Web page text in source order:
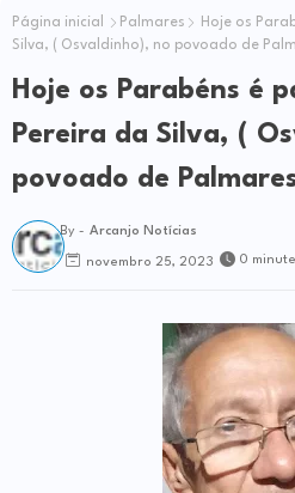
Página inicial Palmares
Hoje os
Silva, ( Osvaldinho), no povoado de
Hoje os Parabéns é
Pereira da Silva, (
povoado de
By - Arcanjo Notícias
novembro 25, 2023 0